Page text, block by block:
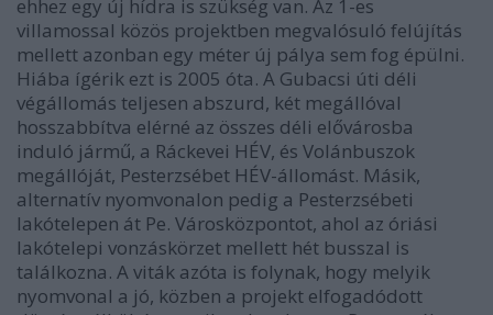
ehhez egy új hídra is szükség van. Az 1-es
villamossal közös projektben megvalósuló felújítás
mellett azonban egy méter új pálya sem fog épülni.
Hiába ígérik ezt is 2005 óta. A Gubacsi úti déli
végállomás teljesen abszurd, két megállóval
hosszabbítva elérné az összes déli elővárosba
induló jármű, a Ráckevei HÉV, és Volánbuszok
megállóját, Pesterzsébet HÉV-állomást. Másik,
alternatív nyomvonalon pedig a Pesterzsébeti
lakótelepen át Pe. Városközpontot, ahol az óriási
lakótelepi vonzáskörzet mellett hét busszal is
találkozna. A viták azóta is folynak, hogy melyik
nyomvonal a jó, közben a projekt elfogadódott